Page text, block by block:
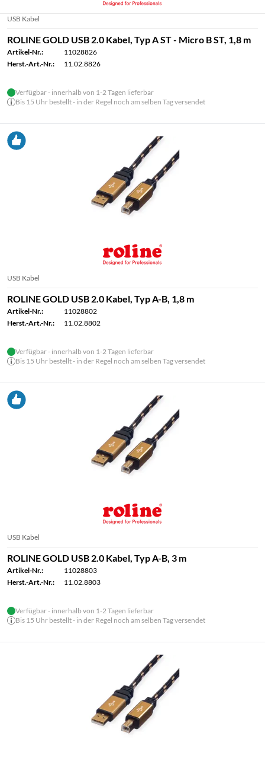
USB Kabel
ROLINE GOLD USB 2.0 Kabel, Typ A ST - Micro B ST, 1,8 m
Artikel-Nr.:
11028826
Herst.-Art.-Nr.:
11.02.8826
Verfügbar - innerhalb von 1-2 Tagen lieferbar
Bis 15 Uhr bestellt - in der Regel noch am selben Tag versendet
USB Kabel
ROLINE GOLD USB 2.0 Kabel, Typ A-B, 1,8 m
Artikel-Nr.:
11028802
Herst.-Art.-Nr.:
11.02.8802
Verfügbar - innerhalb von 1-2 Tagen lieferbar
Bis 15 Uhr bestellt - in der Regel noch am selben Tag versendet
USB Kabel
ROLINE GOLD USB 2.0 Kabel, Typ A-B, 3 m
Artikel-Nr.:
11028803
Herst.-Art.-Nr.:
11.02.8803
Verfügbar - innerhalb von 1-2 Tagen lieferbar
Bis 15 Uhr bestellt - in der Regel noch am selben Tag versendet